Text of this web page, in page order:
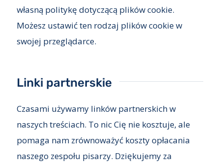
własną politykę dotyczącą plików cookie.
Możesz ustawić ten rodzaj plików cookie w
swojej przeglądarce.
Linki partnerskie
Czasami używamy linków partnerskich w
naszych treściach. To nic Cię nie kosztuje, ale
pomaga nam zrównoważyć koszty opłacania
naszego zespołu pisarzy. Dziękujemy za